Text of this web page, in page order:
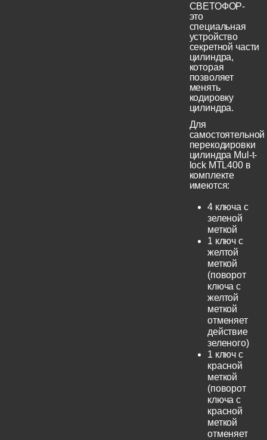
СВЕТОФОР-
это
специальная
устройство
секретной части
цилиндра,
которая
позволяет
менять
кодировку
цилиндра.
Для
самостоятельной
перекодировки
цилиндра Mul-t-
lock MTL400 в
комплекте
имеются:
4 ключа с
зеленой
меткой
1 ключ с
желтой
меткой
(поворот
ключа с
желтой
меткой
отменяет
действие
зеленого)
1 ключ с
красной
меткой
(поворот
ключа с
красной
меткой
отменяет